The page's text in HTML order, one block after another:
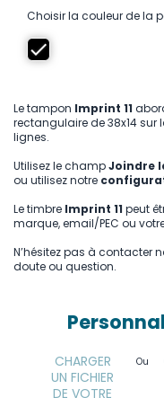
Choisir la couleur de la
Le tampon Imprint 11
rectangulaire de 38x14 sur
lignes.
Utilisez le champJoindre
ou utilisez notre
Le timbre Imprint 11 peut
marque, email/PEC ou
N’hésitez pas à contacter
doute ou question.
CHARGER
UN FICHIER
DE VOTRE
Ou